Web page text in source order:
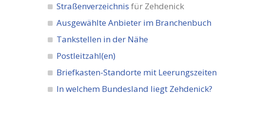
Straßenverzeichnis für Zehdenick
Ausgewählte Anbieter im Branchenbuch
Tankstellen in der Nähe
Postleitzahl(en)
Briefkasten-Standorte mit Leerungszeiten
In welchem Bundesland liegt Zehdenick?